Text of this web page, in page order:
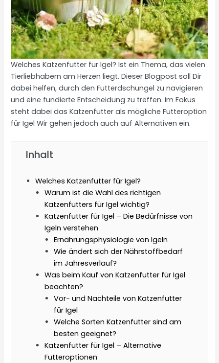
Welches Katzenfutter für Igel? Ist ein Thema, das vielen
Tierliebhabern am Herzen liegt. Dieser Blogpost soll Dir
dabei helfen, durch den Futterdschungel zu navigieren
und eine fundierte Entscheidung zu treffen. Im Fokus
steht dabei das Katzenfutter als mögliche Futteroption
für Igel Wir gehen jedoch auch auf Alternativen ein.
Inhalt
Welches Katzenfutter für Igel?
Warum ist die Wahl des richtigen
Katzenfutters für Igel wichtig?
Katzenfutter für Igel – Die Bedürfnisse von
Igeln verstehen
Ernährungsphysiologie von Igeln
Wie ändert sich der Nährstoffbedarf
im Jahresverlauf?
Was beim Kauf von Katzenfutter für Igel
beachten?
Vor- und Nachteile von Katzenfutter
für Igel
Welche Sorten Katzenfutter sind am
besten geeignet?
Katzenfutter für Igel – Alternative
Futteroptionen